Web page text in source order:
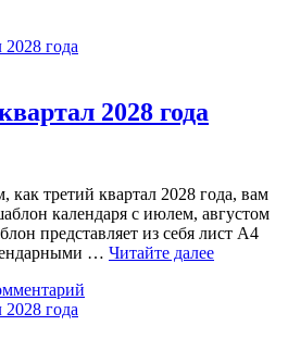
2028 года
как третий квартал 2028 года, вам
календаря с июлем, августом
представляет из себя лист А4
… Читайте далее